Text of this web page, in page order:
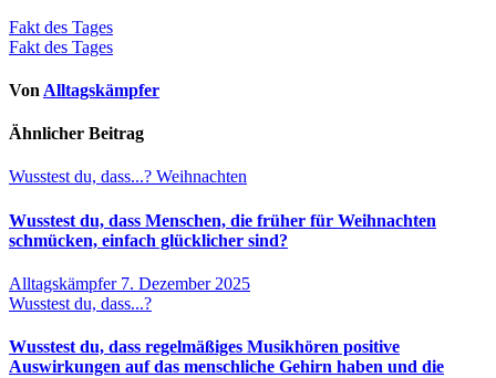
Fakt des Tages
Fakt des Tages
Von Alltagskämpfer
Ähnlicher Beitrag
Wusstest du, dass...? Weihnachten
Wusstest du, dass Menschen, die früher für Weihnachten
schmücken, einfach glücklicher sind?
Alltagskämpfer 7. Dezember 2025
Wusstest du, dass...?
Wusstest du, dass regelmäßiges Musikhören positive
Auswirkungen auf das menschliche Gehirn haben und die